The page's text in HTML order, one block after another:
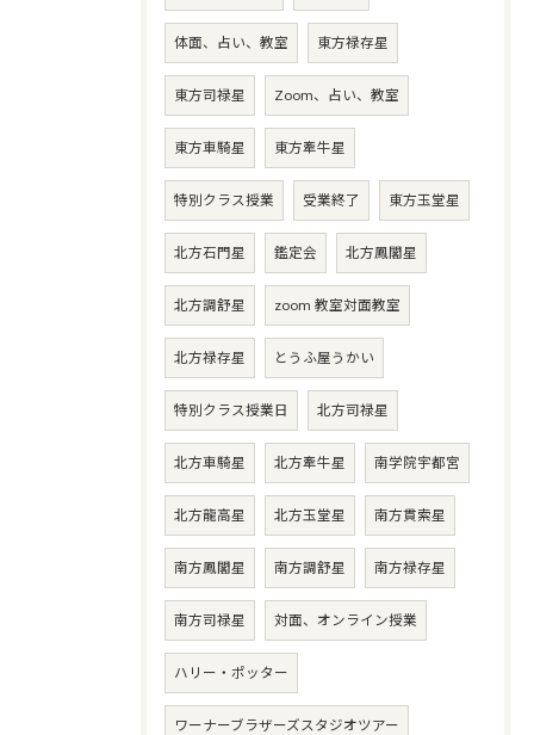
体面、占い、教室 東方禄存星
東方司禄星 Zoom、占い、教室
東方車騎星 東方牽牛星
特別クラス授業 受業終了 東方玉堂星
北方石門星 鑑定会 北方鳳閣星
北方調舒星 zoom 教室対面教室
北方禄存星 とうふ屋うかい
特別クラス授業日 北方司禄星
北方車騎星 北方牽牛星 南学院宇都宮
北方龍高星 北方玉堂星 南方貫索星
南方鳳閣星 南方調舒星 南方禄存星
南方司禄星 対面、オンライン授業
ハリー・ポッター
ワーナーブラザーズスタジオツアー